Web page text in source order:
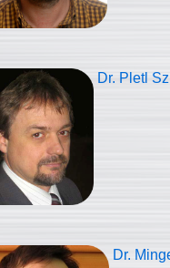
Dr. Pletl
Dr.